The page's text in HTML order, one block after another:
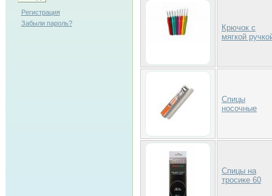
Регистрация
Забыли пароль?
Крючок с
мягкой
Спицы
носочные
Спицы на
тросике 60